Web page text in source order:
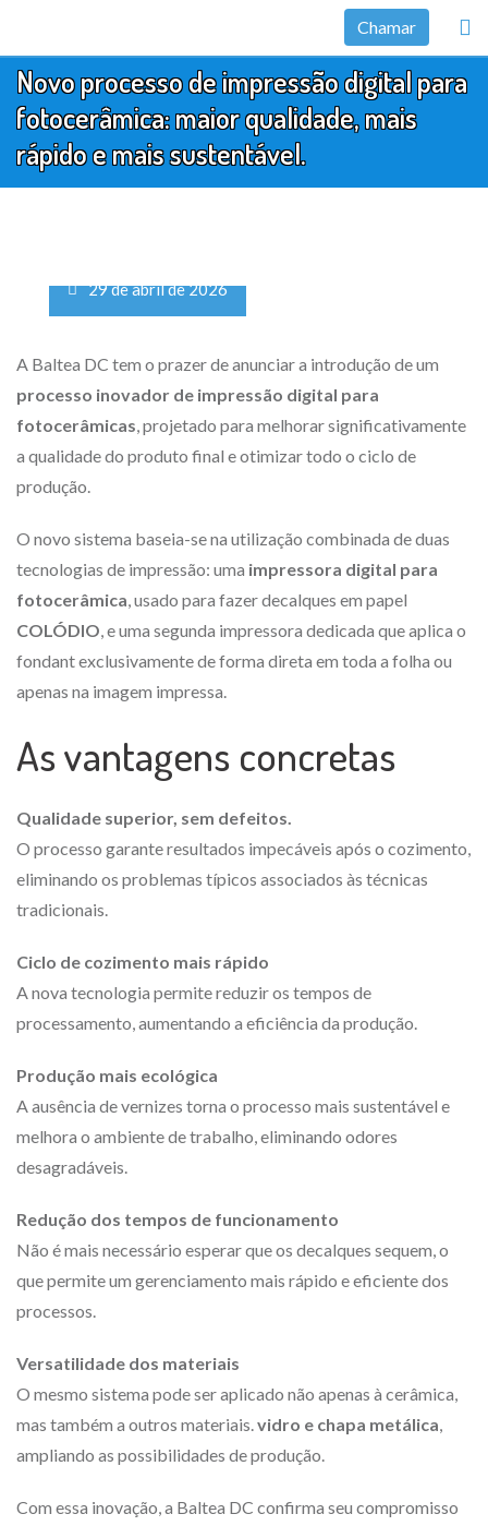
conteúdo
Chamar
Novo processo de impressão digital para
fotocerâmica: maior qualidade, mais
rápido e mais sustentável.
29 de abril de 2026
A Baltea DC tem o prazer de anunciar a introdução de um
processo inovador de impressão digital para
fotocerâmicas, projetado para melhorar significativamente
a qualidade do produto final e otimizar todo o ciclo de
produção.
O novo sistema baseia-se na utilização combinada de duas
tecnologias de impressão: uma impressora digital para
fotocerâmica, usado para fazer decalques em papel
COLÓDIO, e uma segunda impressora dedicada que aplica o
fondant exclusivamente de forma direta em toda a folha ou
apenas na imagem impressa.
As vantagens concretas
Qualidade superior, sem defeitos.
O processo garante resultados impecáveis após o cozimento,
eliminando os problemas típicos associados às técnicas
tradicionais.
Ciclo de cozimento mais rápido
A nova tecnologia permite reduzir os tempos de
processamento, aumentando a eficiência da produção.
Produção mais ecológica
A ausência de vernizes torna o processo mais sustentável e
melhora o ambiente de trabalho, eliminando odores
desagradáveis.
Redução dos tempos de funcionamento
Não é mais necessário esperar que os decalques sequem, o
que permite um gerenciamento mais rápido e eficiente dos
processos.
Versatilidade dos materiais
O mesmo sistema pode ser aplicado não apenas à cerâmica,
mas também a outros materiais.vidro e chapa metálica,
ampliando as possibilidades de produção.
Com essa inovação, a Baltea DC confirma seu compromisso